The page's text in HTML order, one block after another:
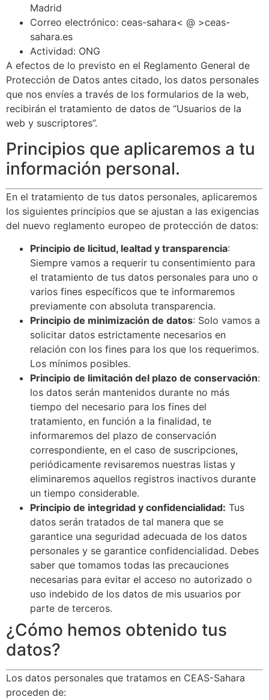
Madrid
Correo electrónico: ceas-sahara< @ >ceas-
sahara.es
Actividad: ONG
A efectos de lo previsto en el Reglamento General de
Protección de Datos antes citado, los datos personales
que nos envíes a través de los formularios de la web,
recibirán el tratamiento de datos de “Usuarios de la
web y suscriptores”.
Principios que aplicaremos a tu
información personal.
En el tratamiento de tus datos personales, aplicaremos
los siguientes principios que se ajustan a las exigencias
del nuevo reglamento europeo de protección de datos:
Principio de licitud, lealtad y transparencia:
Siempre vamos a requerir tu consentimiento para
el tratamiento de tus datos personales para uno o
varios fines específicos que te informaremos
previamente con absoluta transparencia.
Principio de minimización de datos: Solo vamos a
solicitar datos estrictamente necesarios en
relación con los fines para los que los requerimos.
Los mínimos posibles.
Principio de limitación del plazo de conservación:
los datos serán mantenidos durante no más
tiempo del necesario para los fines del
tratamiento, en función a la finalidad, te
informaremos del plazo de conservación
correspondiente, en el caso de suscripciones,
periódicamente revisaremos nuestras listas y
eliminaremos aquellos registros inactivos durante
un tiempo considerable.
Principio de integridad y confidencialidad: Tus
datos serán tratados de tal manera que se
garantice una seguridad adecuada de los datos
personales y se garantice confidencialidad. Debes
saber que tomamos todas las precauciones
necesarias para evitar el acceso no autorizado o
uso indebido de los datos de mis usuarios por
parte de terceros.
¿Cómo hemos obtenido tus
datos?
Los datos personales que tratamos en CEAS-Sahara
proceden de: